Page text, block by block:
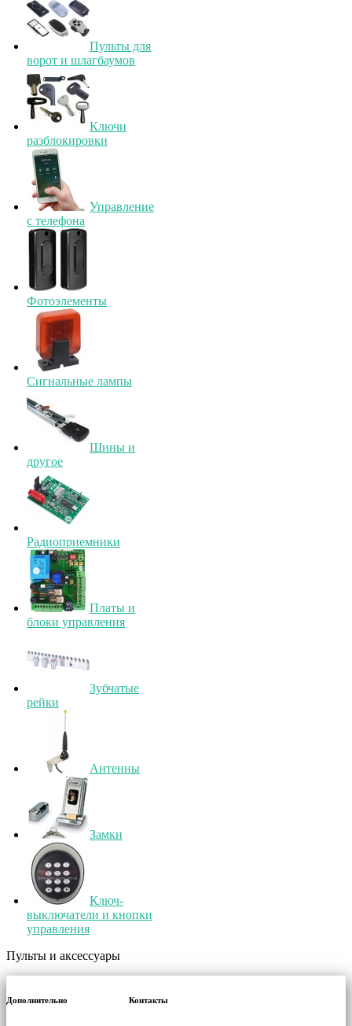
Пульты для
ворот и шлагбаумов
Ключи
разблокировки
Управление
с телефона
Фотоэлементы
Сигнальные лампы
Шины и
другое
Радиоприемники
Платы и
блоки управления
Зубчатые
рейки
Антенны
Замки
Ключ-
выключатели и кнопки
управления
Пульты и аксессуары
Дополнительно Контакты